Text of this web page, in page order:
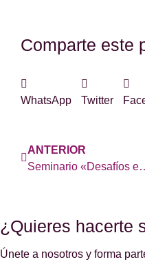
Comparte este
WhatsApp Twitter
ANTERIOR
Seminario
¿Quieres hacerte
Únete a nosotros y forma